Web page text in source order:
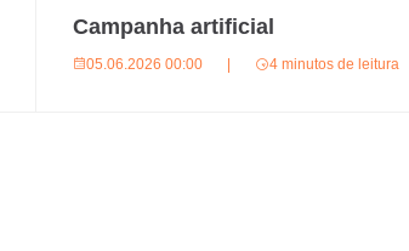
Campanha artificial
05.06.2026 00:00 | 4 minutos de leitura